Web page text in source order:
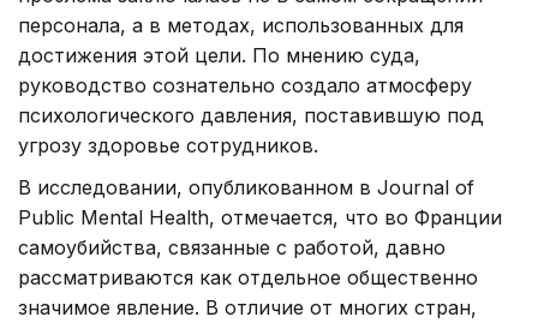
персонала, а в методах, использованных для
достижения этой цели. По мнению суда,
руководство сознательно создало атмосферу
психологического давления, поставившую под
угрозу здоровье сотрудников.
В исследовании, опубликованном в Journal of
Public Mental Health, отмечается, что во Франции
самоубийства, связанные с работой, давно
рассматриваются как отдельное общественно
значимое явление. В отличие от многих стран,